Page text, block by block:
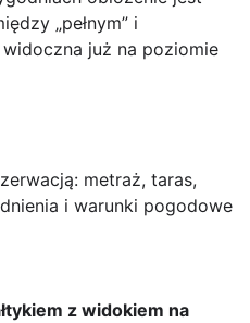
„pełnym” i
już na poziomie
metraż, taras,
i warunki pogodowe
z widokiem na